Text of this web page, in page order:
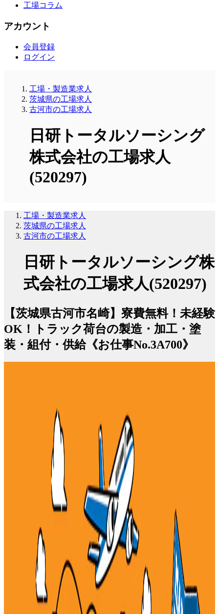
工場コラム
アカウント
会員登録
ログイン
工場・製造業求人
茨城県の工場求人
古河市の工場求人
日研トータルソーシング
株式会社の工場求人
(520297)
工場・製造業求人
茨城県の工場求人
古河市の工場求人
日研トータルソーシング株
式会社の工場求人(520297)
【茨城県古河市名崎】寮費無料！未経験
OK！トラック荷台の製造・加工・塗
装・組付・供給《お仕事No.3A700》